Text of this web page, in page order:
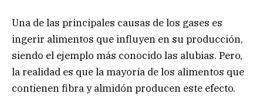
Una de las principales causas de los gases es
ingerir alimentos que influyen en su producción,
siendo el ejemplo más conocido las alubias. Pero,
la realidad es que la mayoría de los alimentos que
contienen fibra y almidón producen este efecto.